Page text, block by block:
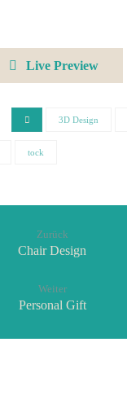
Live Preview
3D Design
tock
Zurück
Chair Design
Weiter
Personal Gift